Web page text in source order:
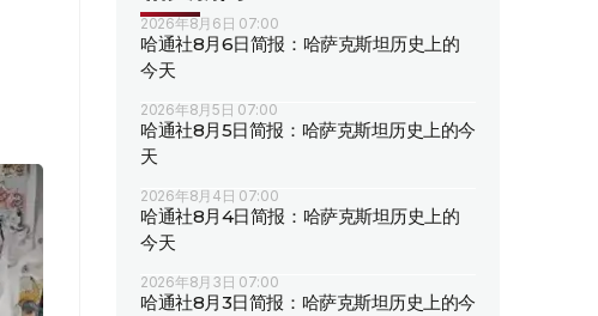
2026年8月6日 07:00
哈通社8月6日简报：哈萨克斯坦历史上的
今天
2026年8月5日 07:00
哈通社8月5日简报：哈萨克斯坦历史上的今
天
2026年8月4日 07:00
哈通社8月4日简报：哈萨克斯坦历史上的
今天
2026年8月3日 07:00
哈通社8月3日简报：哈萨克斯坦历史上的今